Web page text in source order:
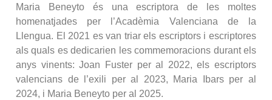
Maria Beneyto és una escriptora de les moltes
homenatjades per l’Acadèmia Valenciana de la
Llengua. El 2021 es van triar els escriptors i escriptores
als quals es dedicarien les commemoracions durant els
anys vinents: Joan Fuster per al 2022, els escriptors
valencians de l’exili per al 2023, Maria Ibars per al
2024, i Maria Beneyto per al 2025.